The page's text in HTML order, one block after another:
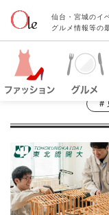
仙台・宮城のイ
グルメ情報等の